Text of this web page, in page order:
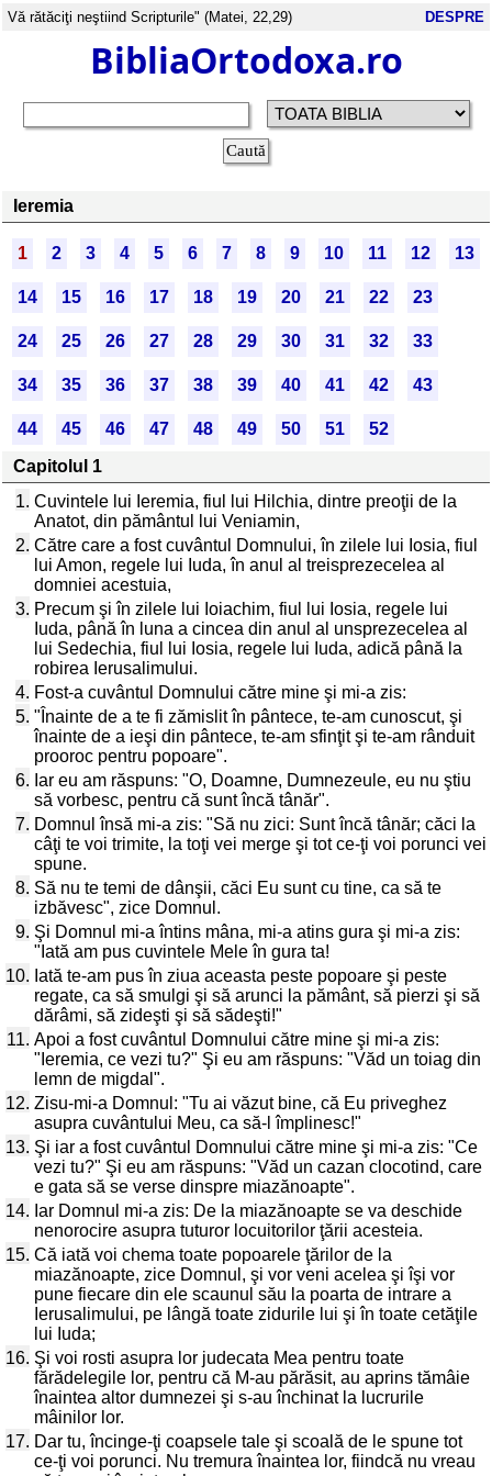
Vă rătăciţi neştiind Scripturile" (Matei, 22,29) DESPRE
BibliaOrtodoxa.ro
Ieremia
1 2 3 4 5 6 7 8 9 10 11 12 13
14 15 16 17 18 19 20 21 22 23
24 25 26 27 28 29 30 31 32 33
34 35 36 37 38 39 40 41 42 43
44 45 46 47 48 49 50 51
52
Capitolul 1
1. Cuvintele lui Ieremia, fiul lui Hilchia, dintre preoţii de la
Anatot, din pământul lui Veniamin,
2. Către care a fost cuvântul Domnului, în zilele lui Iosia, fiul
lui Amon, regele lui Iuda, în anul al treisprezecelea al
domniei acestuia,
3. Precum şi în zilele lui Ioiachim, fiul lui Iosia, regele lui
Iuda, până în luna a cincea din anul al unsprezecelea al
lui Sedechia, fiul lui Iosia, regele lui Iuda, adică până la
robirea Ierusalimului.
4. Fost-a cuvântul Domnului către mine şi mi-a zis:
5. "Înainte de a te fi zămislit în pântece, te-am cunoscut, şi
înainte de a ieşi din pântece, te-am sfinţit şi te-am rânduit
prooroc pentru popoare".
6. Iar eu am răspuns: "O, Doamne, Dumnezeule, eu nu ştiu
să vorbesc, pentru că sunt încă tânăr".
7. Domnul însă mi-a zis: "Să nu zici: Sunt încă tânăr; căci la
câţi te voi trimite, la toţi vei merge şi tot ce-ţi voi porunci vei
spune.
8. Să nu te temi de dânşii, căci Eu sunt cu tine, ca să te
izbăvesc", zice Domnul.
9. Şi Domnul mi-a întins mâna, mi-a atins gura şi mi-a zis:
"Iată am pus cuvintele Mele în gura ta!
10. Iată te-am pus în ziua aceasta peste popoare şi peste
regate, ca să smulgi şi să arunci la pământ, să pierzi şi să
dărâmi, să zideşti şi să sădeşti!"
11. Apoi a fost cuvântul Domnului către mine şi mi-a zis:
"Ieremia, ce vezi tu?" Şi eu am răspuns: "Văd un toiag din
lemn de migdal".
12. Zisu-mi-a Domnul: "Tu ai văzut bine, că Eu priveghez
asupra cuvântului Meu, ca să-l împlinesc!"
13. Şi iar a fost cuvântul Domnului către mine şi mi-a zis: "Ce
vezi tu?" Şi eu am răspuns: "Văd un cazan clocotind, care
e gata să se verse dinspre miazănoapte".
14. Iar Domnul mi-a zis: De la miazănoapte se va deschide
nenorocire asupra tuturor locuitorilor ţării acesteia.
15. Că iată voi chema toate popoarele ţărilor de la
miazănoapte, zice Domnul, şi vor veni acelea şi îşi vor
pune fiecare din ele scaunul său la poarta de intrare a
Ierusalimului, pe lângă toate zidurile lui şi în toate cetăţile
lui Iuda;
16. Şi voi rosti asupra lor judecata Mea pentru toate
fărădelegile lor, pentru că M-au părăsit, au aprins tămâie
înaintea altor dumnezei şi s-au închinat la lucrurile
mâinilor lor.
17. Dar tu, încinge-ţi coapsele tale şi scoală de le spune tot
ce-ţi voi porunci. Nu tremura înaintea lor, fiindcă nu vreau